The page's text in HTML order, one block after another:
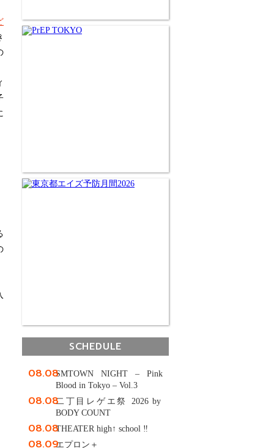
SCHEDULE
08.08SMTOWN NIGHT – Pink
Blood in Tokyo – Vol.3
08.08二丁目レゲエ祭 2026 by
BODY COUNT
08.08THEATER high↑ school ‼
08.09エプロン＋